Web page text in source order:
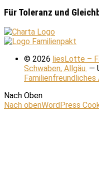
Für Toleranz und
© 2026 liesLotte –
Schwaben, Allgäu. —
Familienfreundliches
Nach Oben
Nach obenWordPress